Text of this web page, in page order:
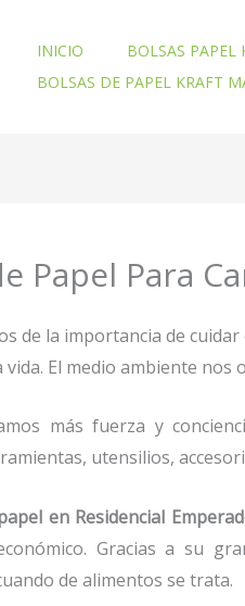
INICIO BOLSAS PAPEL
BOLSAS DE PAPEL KRAFT
Papel Para
de la importancia de
vida. El medio ambiente
más fuerza y
utensilios,
en Residencial
Gracias a su
de alimentos se trata.